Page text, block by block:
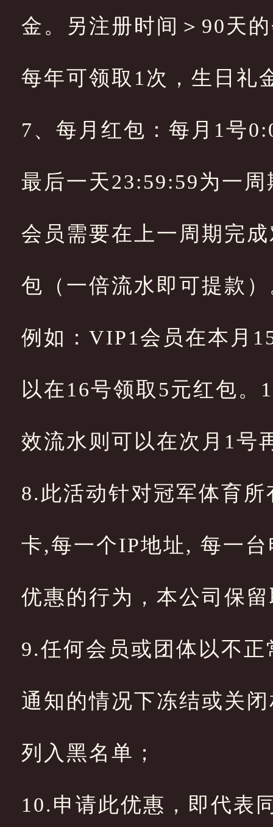
金。另注册时间＞90天
每年可领取1次，生日
7、每月红包：每月1号
最后一天23:59:59为一
会员需要在上一周期完
包（一倍流水即可提款
例如：VIP1会员在本月
以在16号领取5元红包。
效流水则可以在次月1号
8.此活动针对冠军体育
卡,每一个IP地址, 每一
优惠的行为，本公司保
9.任何会员或团体以不
通知的情况下冻结或关
列入黑名单；
10.申请此优惠，即代表